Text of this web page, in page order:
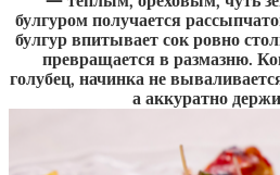
булгуром получается
булгур впитывает сок ровно
превращается в размазню.
голубец, начинка не
а аккуратно